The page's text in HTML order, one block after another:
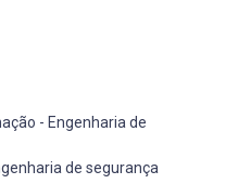
- Engenharia de
de segurança